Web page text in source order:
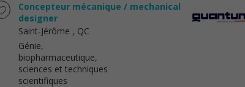
Concepteur mécanique / mechanical
designer
Saint-Jérôme , QC
Génie,
biopharmaceutique,
sciences et techniques
scientifiques